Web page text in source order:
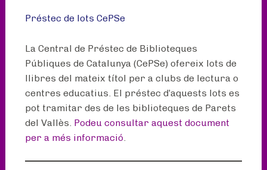
Préstec de lots CePSe
La Central de Préstec de Biblioteques
Públiques de Catalunya (CePSe) ofereix lots de
llibres del mateix títol per a clubs de lectura o
centres educatius. El préstec d’aquests lots es
pot tramitar des de les biblioteques de Parets
del Vallès. Podeu consultar aquest document
per a més informació.